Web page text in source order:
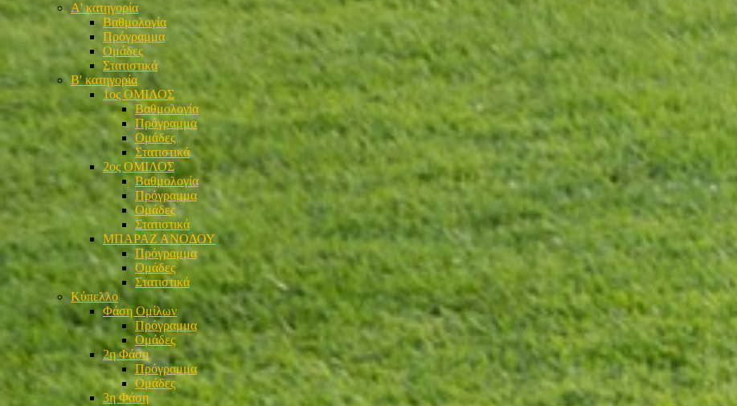
Α' κατηγορία
Βαθμολογία
Πρόγραμμα
Ομάδες
Στατιστικά
Β' κατηγορία
1ος ΟΜΙΛΟΣ
Βαθμολογία
Πρόγραμμα
Ομάδες
Στατιστικά
2ος ΟΜΙΛΟΣ
Βαθμολογία
Πρόγραμμα
Ομάδες
Στατιστικά
ΜΠΑΡΑΖ ΑΝΟΔΟΥ
Πρόγραμμα
Ομάδες
Στατιστικά
Κύπελλο
Φάση Ομίλων
Πρόγραμμα
Ομάδες
2η Φάση
Πρόγραμμα
Ομάδες
3η Φάση